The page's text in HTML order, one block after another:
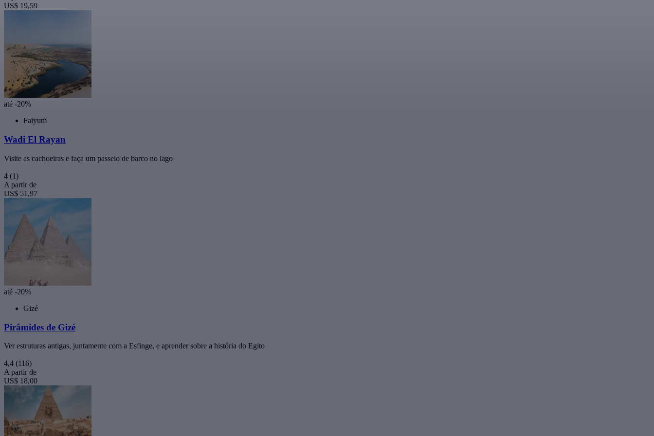
US$ 19,59
até -20%
Faiyum
Wadi El Rayan
Visite as cachoeiras e faça um passeio de barco no lago
4 (1)
A partir de
US$ 51,97
até -20%
Gizé
Pirâmides de Gizé
Ver estruturas antigas, juntamente com a Esfinge, e aprender sobre a história do Egito
4,4 (116)
A partir de
US$ 18,00